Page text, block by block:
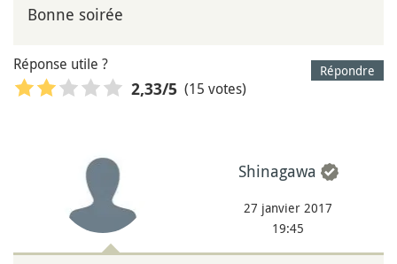
Bonne soirée
Répondre
Réponse utile ?
2,33/5 (15 votes)
Shinagawa
27 janvier 2017
19:45